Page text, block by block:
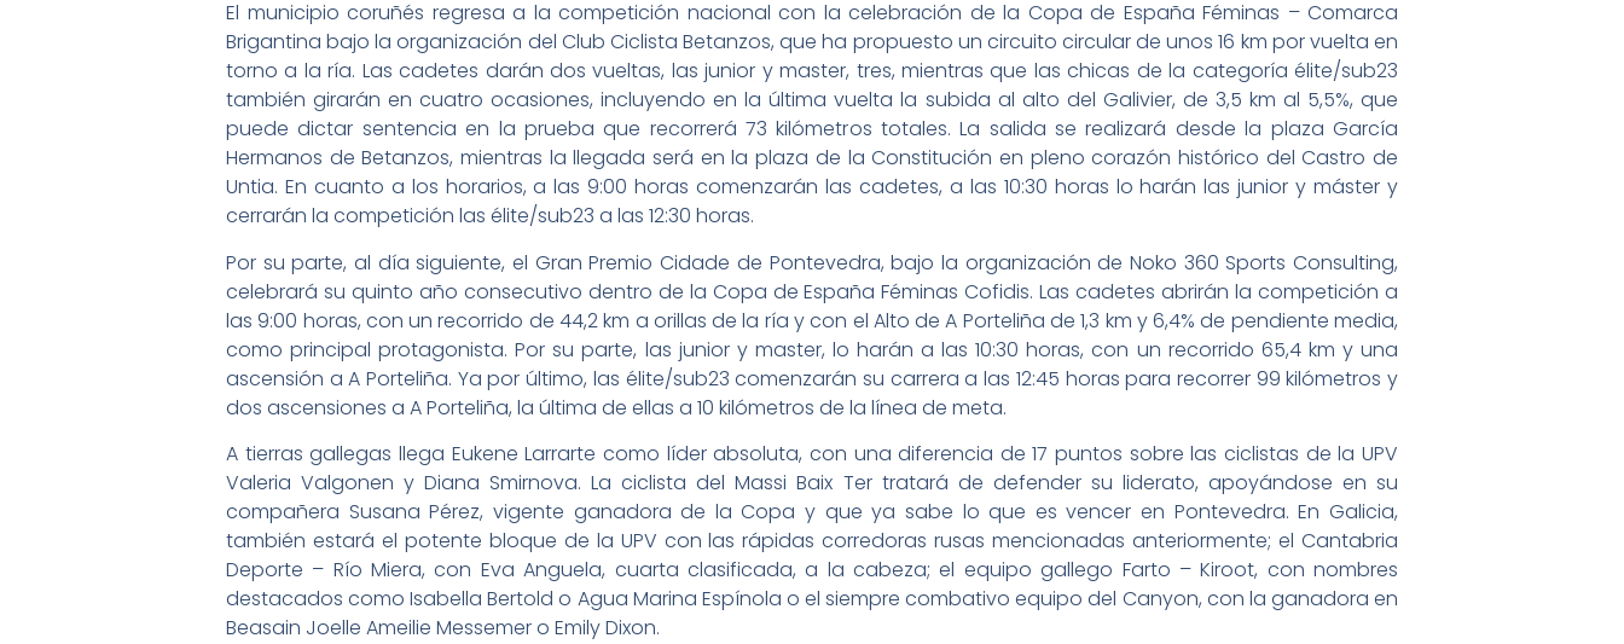
El municipio coruñés regresa a la competición nacional con la celebración de la Copa de España Féminas – Comarca
Brigantina bajo la organización del Club Ciclista Betanzos, que ha propuesto un circuito circular de unos 16 km por vuelta en
torno a la ría. Las cadetes darán dos vueltas, las junior y master, tres, mientras que las chicas de la categoría élite/sub23
también girarán en cuatro ocasiones, incluyendo en la última vuelta la subida al alto del Galivier, de 3,5 km al 5,5%, que
puede dictar sentencia en la prueba que recorrerá 73 kilómetros totales. La salida se realizará desde la plaza García
Hermanos de Betanzos, mientras la llegada será en la plaza de la Constitución en pleno corazón histórico del Castro de
Untia. En cuanto a los horarios, a las 9:00 horas comenzarán las cadetes, a las 10:30 horas lo harán las junior y máster y
cerrarán la competición las élite/sub23 a las 12:30 horas.
Por su parte, al día siguiente, el Gran Premio Cidade de Pontevedra, bajo la organización de Noko 360 Sports Consulting,
celebrará su quinto año consecutivo dentro de la Copa de España Féminas Cofidis. Las cadetes abrirán la competición a
las 9:00 horas, con un recorrido de 44,2 km a orillas de la ría y con el Alto de A Porteliña de 1,3 km y 6,4% de pendiente media,
como principal protagonista. Por su parte, las junior y master, lo harán a las 10:30 horas, con un recorrido 65,4 km y una
ascensión a A Porteliña. Ya por último, las élite/sub23 comenzarán su carrera a las 12:45 horas para recorrer 99 kilómetros y
dos ascensiones a A Porteliña, la última de ellas a 10 kilómetros de la línea de meta.
A tierras gallegas llega Eukene Larrarte como líder absoluta, con una diferencia de 17 puntos sobre las ciclistas de la UPV
Valeria Valgonen y Diana Smirnova. La ciclista del Massi Baix Ter tratará de defender su liderato, apoyándose en su
compañera Susana Pérez, vigente ganadora de la Copa y que ya sabe lo que es vencer en Pontevedra. En Galicia,
también estará el potente bloque de la UPV con las rápidas corredoras rusas mencionadas anteriormente; el Cantabria
Deporte – Río Miera, con Eva Anguela, cuarta clasificada, a la cabeza; el equipo gallego Farto – Kiroot, con nombres
destacados como Isabella Bertold o Agua Marina Espínola o el siempre combativo equipo del Canyon, con la ganadora en
Beasain Joelle Ameilie Messemer o Emily Dixon.